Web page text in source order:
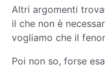
Altri argomenti
il che non è
vogliamo che il
Poi non so, forse